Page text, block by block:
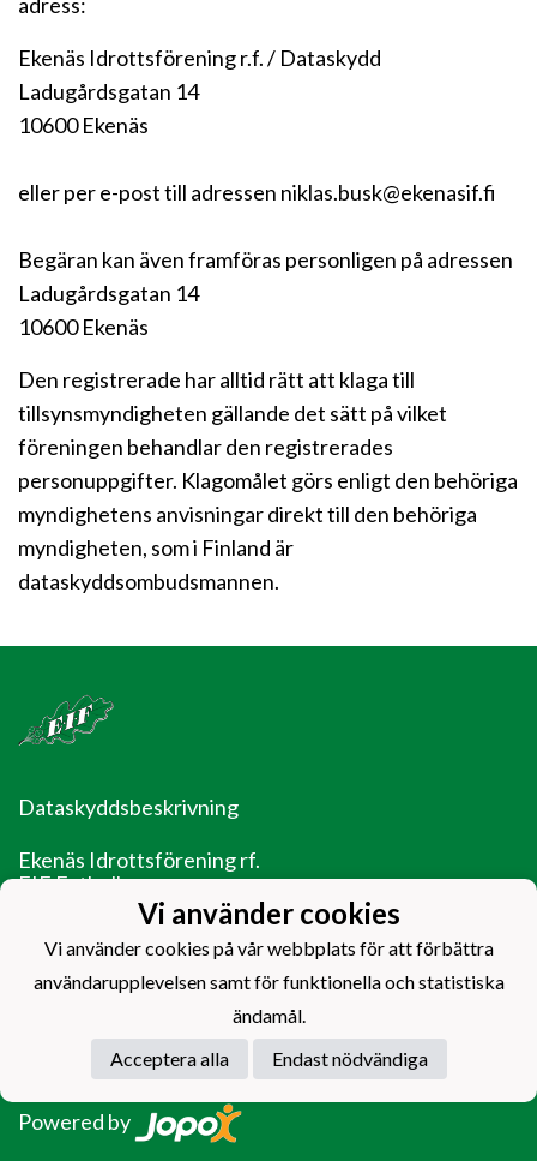
Ekenäs Idrottsförening r.f. / Dataskydd
Ladugårdsgatan 14
10600 Ekenäs
eller per e-post till adressen niklas.busk@ekenasif.fi
Begäran kan även framföras personligen på adressen
Ladugårdsgatan 14
10600 Ekenäs
Den registrerade har alltid rätt att klaga till
tillsynsmyndigheten gällande det sätt på vilket
föreningen behandlar den registrerades
personuppgifter. Klagomålet görs enligt den behöriga
myndighetens anvisningar direkt till den behöriga
myndigheten, som i Finland är
dataskyddsombudsmannen.
Dataskyddsbeskrivning
Ekenäs Idrottsförening rf.
EIF Fotboll
Ladugårdsgatan 14
10600 Ekenäs
EIF - Laget före jaget!
Powered by
Vi använder cookies
Vi använder cookies på vår webbplats för att förbättra
användarupplevelsen samt för funktionella och statistiska
ändamål.
Acceptera alla
Endast nödvändiga